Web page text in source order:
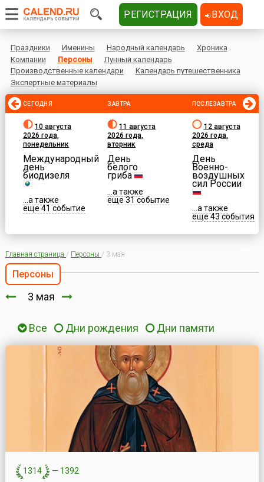
Праздники Именины Народный календарь
Хроника
Компании
Персоны
Лунный календарь
Производственные календари
Календарь путешественника
Экспертные материалы
СЕГОДНЯ
10 августа
2026 года,
понедельник
Международный
день
биодизеля
...а также
еще 41 событие
ЗАВТРА
11 августа
2026 года,
вторник
День
белого
гриба
...а также
еще 31 событие
ПОСЛЕЗАВТРА
12 августа
2026 года,
среда
День
Военно-
воздушных
сил России
...а также
еще 43 события
Главная страница / Персоны / 3 мая
Персоны
3 мая
Все Дни рождения Дни памяти
1314 — 1392
РЕГИСТРАЦИЯ ВХОД